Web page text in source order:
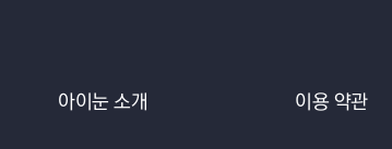
아이눈 소개 이용 약관